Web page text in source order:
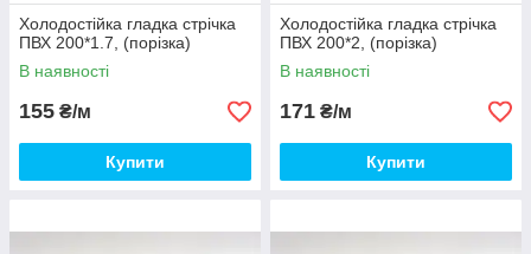
Холодостійка гладка стрічка
ПВХ 200*1.7, (порізка)
В наявності
155 ₴/м
Купити
Холодостійка гладка стрічка
ПВХ 200*2, (порізка)
В наявності
171 ₴/м
Купити